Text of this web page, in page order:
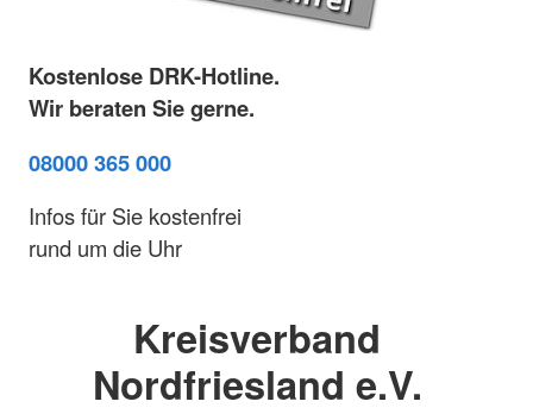
Kostenlose DRK-Hotline.
Wir beraten Sie gerne.
08000 365 000
Infos für Sie kostenfrei
rund um die Uhr
Kreisverband
Nordfriesland e.V.